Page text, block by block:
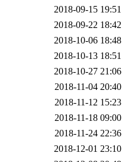
2018-09-15 19:51
2018-09-22 18:42
2018-10-06 18:48
2018-10-13 18:51
2018-10-27 21:06
2018-11-04 20:40
2018-11-12 15:23
2018-11-18 09:00
2018-11-24 22:36
2018-12-01 23:10